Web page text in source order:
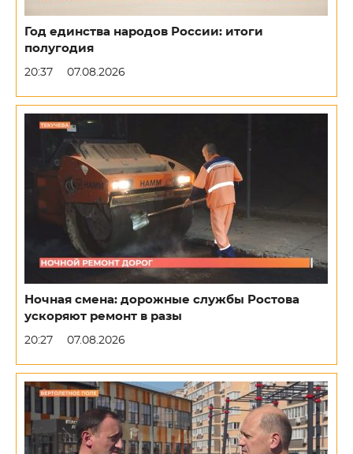
Год единства народов России: итоги
полугодия
20:37 07.08.2026
Ночная смена: дорожные службы Ростова
ускоряют ремонт в разы
20:27 07.08.2026